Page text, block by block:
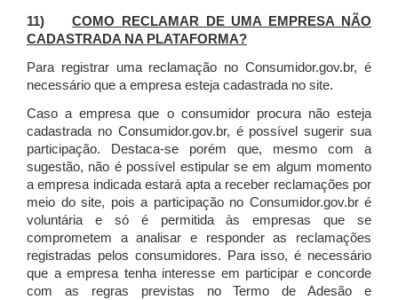
11)COMO RECLAMAR DE UMA EMPRESA NÃO
CADASTRADA NA PLATAFORMA?
Para registrar uma reclamação no Consumidor.gov.br, é
necessário que a empresa esteja cadastrada no site.
Caso a empresa que o consumidor procura não esteja
cadastrada no Consumidor.gov.br, é possível sugerir sua
participação. Destaca-se porém que, mesmo com a
sugestão, não é possível estipular se em algum momento
a empresa indicada estará apta a receber reclamações por
meio do site, pois a participação no Consumidor.gov.br é
voluntária e só é permitida às empresas que se
comprometem a analisar e responder as reclamações
registradas pelos consumidores. Para isso, é necessário
que a empresa tenha interesse em participar e concorde
com as regras previstas no Termo de Adesão e